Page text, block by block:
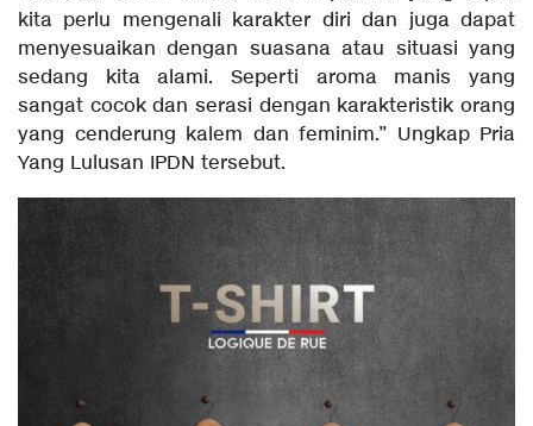
kita perlu mengenali karakter diri dan juga dapat
menyesuaikan dengan suasana atau situasi yang
sedang kita alami. Seperti aroma manis yang
sangat cocok dan serasi dengan karakteristik orang
yang cenderung kalem dan feminim.” Ungkap Pria
Yang Lulusan IPDN tersebut.